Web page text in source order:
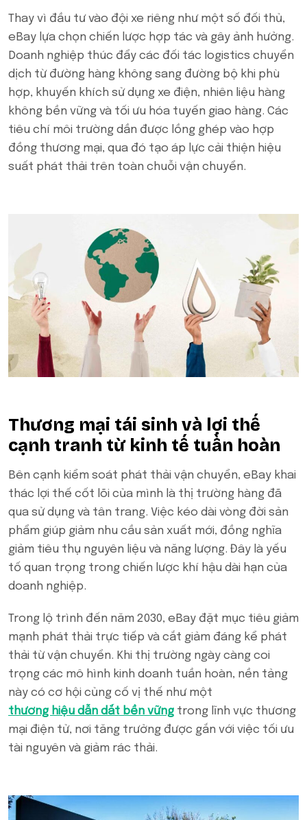
Thay vì đầu tư vào đội xe riêng như một số đối thủ,
eBay lựa chọn chiến lược hợp tác và gây ảnh hưởng.
Doanh nghiệp thúc đẩy các đối tác logistics chuyển
dịch từ đường hàng không sang đường bộ khi phù
hợp, khuyến khích sử dụng xe điện, nhiên liệu hàng
không bền vững và tối ưu hóa tuyến giao hàng. Các
tiêu chí môi trường dần được lồng ghép vào hợp
đồng thương mại, qua đó tạo áp lực cải thiện hiệu
suất phát thải trên toàn chuỗi vận chuyển.
Thương mại tái sinh và lợi thế
cạnh tranh từ kinh tế tuần hoàn
Bên cạnh kiểm soát phát thải vận chuyển, eBay khai
thác lợi thế cốt lõi của mình là thị trường hàng đã
qua sử dụng và tân trang. Việc kéo dài vòng đời sản
phẩm giúp giảm nhu cầu sản xuất mới, đồng nghĩa
giảm tiêu thụ nguyên liệu và năng lượng. Đây là yếu
tố quan trọng trong chiến lược khí hậu dài hạn của
doanh nghiệp.
Trong lộ trình đến năm 2030, eBay đặt mục tiêu giảm
mạnh phát thải trực tiếp và cắt giảm đáng kể phát
thải từ vận chuyển. Khi thị trường ngày càng coi
trọng các mô hình kinh doanh tuần hoàn, nền tảng
này có cơ hội củng cố vị thế như một
thương hiệu dẫn dắt bền vững trong lĩnh vực thương
mại điện tử, nơi tăng trưởng được gắn với việc tối ưu
tài nguyên và giảm rác thải.